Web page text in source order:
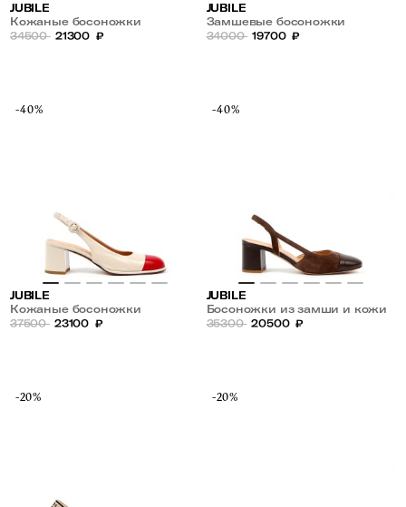
JUBILE
Кожаные босоножки
34500 21300 ₽
JUBILE
Замшевые босоножки
34000 19700 ₽
-40%
JUBILE
Кожаные босоножки
37500 23100 ₽
-40%
JUBILE
Босоножки из замши и кожи
35300 20500 ₽
-20% -20%